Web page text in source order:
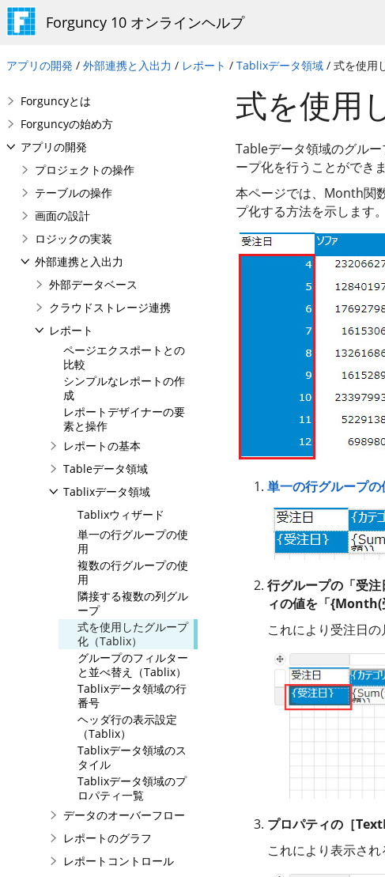
Forguncy 10 オンラインヘルプ
アプリの開発 / 外部連携と入出力 / レポート / Tablixデータ領域 / 式を使用
Forguncyとは
Forguncyの始め方
アプリの開発
プロジェクトの操作
テーブルの操作
画面の設計
ロジックの実装
外部連携と入出力
外部データベース
クラウドストレージ連携
レポート
ページエクスポートとの
比較
シンプルなレポートの作
成
レポートデザイナーの要
素と操作
レポートの基本
Tableデータ領域
Tablixデータ領域
Tablixウィザード
単一の行グループの使
用
複数の行グループの使
用
隣接する複数の列グル
ープ
式を使用したグループ
化（Tablix）
グループのフィルター
と並べ替え（Tablix）
Tablixデータ領域の行
番号
ヘッダ行の表示設定
（Tablix）
Tablixデータ領域のス
タイル
Tablixデータ領域のプ
ロパティ一覧
データのオーバーフロー
レポートのグラフ
レポートコントロール
式を使用
Tableデータ領域のグル
ープ化を行うことができま
本ページでは、Month関
プ化する方法を示します
単一の行グループの
行グループの「受
ィの値を「{Month(
これにより受注日
プロパティの［
これにより表示され